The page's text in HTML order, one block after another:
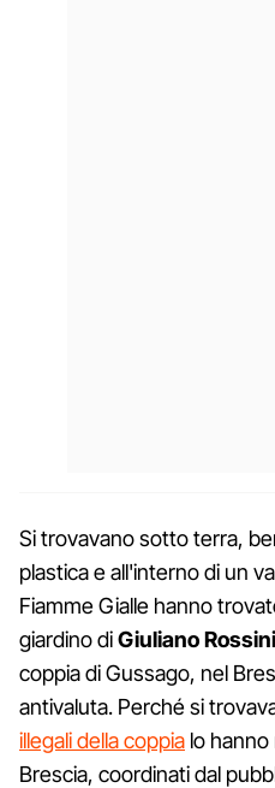
Si trovavano sotto terra,
plastica e all'interno di un
Fiamme Gialle hanno
giardino diGiuliano
coppia di Gussago, nel
antivaluta. Perché si
illegali della coppia lo hanno
Brescia, coordinati dal